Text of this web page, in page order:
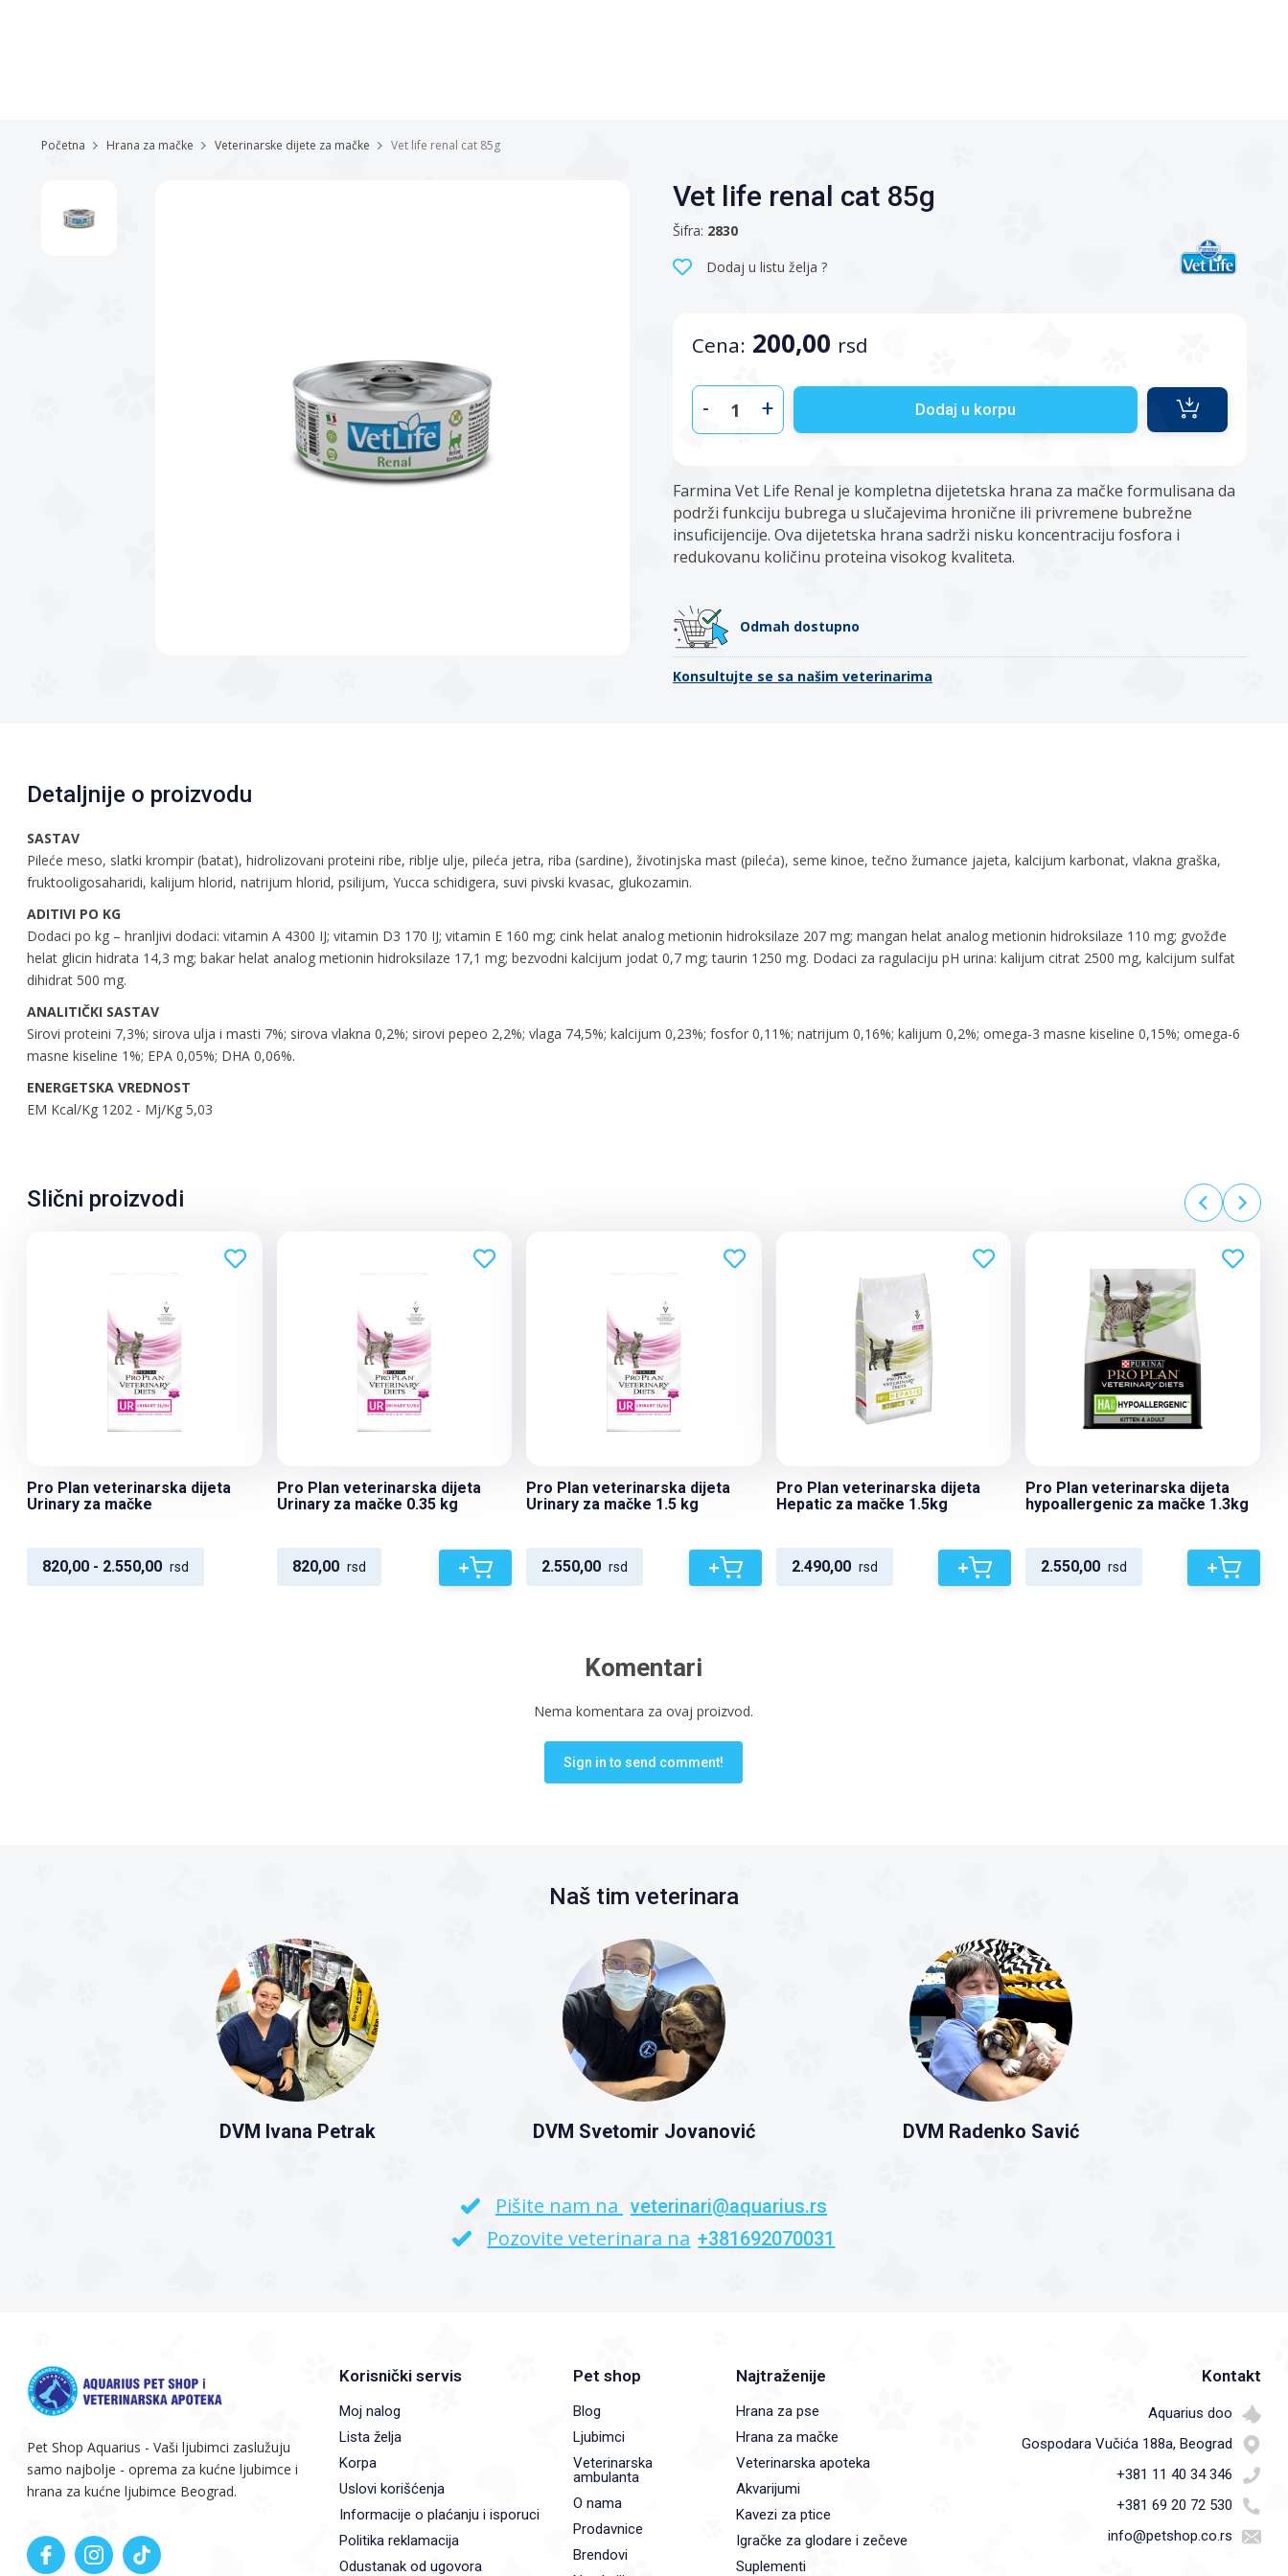
Početna Hrana za mačke Veterinarske dijete za mačke Vet life renal cat 85g
Vet life renal cat 85g
Šifra: 2830
Dodaj u listu želja ?
Cena: 200,00 rsd
- + Dodaj u korpu
Farmina Vet Life Renal je kompletna dijetetska hrana za mačke formulisana da
podrži funkciju bubrega u slučajevima hronične ili privremene bubrežne
insuficijencije. Ova dijetetska hrana sadrži nisku koncentraciju fosfora i
redukovanu količinu proteina visokog kvaliteta.
Odmah dostupno
Konsultujte se sa našim veterinarima
Detaljnije o proizvodu
SASTAV
Pileće meso, slatki krompir (batat), hidrolizovani proteini ribe, riblje ulje, pileća jetra, riba (sardine), životinjska mast (pileća), seme kinoe, tečno žumance jajeta, kalcijum karbonat, vlakna graška,
fruktooligosaharidi, kalijum hlorid, natrijum hlorid, psilijum, Yucca schidigera, suvi pivski kvasac, glukozamin.
ADITIVI PO KG
Dodaci po kg – hranljivi dodaci: vitamin A 4300 IJ; vitamin D3 170 IJ; vitamin E 160 mg; cink helat analog metionin hidroksilaze 207 mg; mangan helat analog metionin hidroksilaze 110 mg; gvožđe
helat glicin hidrata 14,3 mg; bakar helat analog metionin hidroksilaze 17,1 mg; bezvodni kalcijum jodat 0,7 mg; taurin 1250 mg. Dodaci za ragulaciju pH urina: kalijum citrat 2500 mg, kalcijum sulfat
dihidrat 500 mg.
ANALITIČKI SASTAV
Sirovi proteini 7,3%; sirova ulja i masti 7%; sirova vlakna 0,2%; sirovi pepeo 2,2%; vlaga 74,5%; kalcijum 0,23%; fosfor 0,11%; natrijum 0,16%; kalijum 0,2%; omega-3 masne kiseline 0,15%; omega-6
masne kiseline 1%; EPA 0,05%; DHA 0,06%.
ENERGETSKA VREDNOST
EM Kcal/Kg 1202 - Mj/Kg 5,03
Slični proizvodi
Pro Plan veterinarska dijeta
Urinary za mačke
820,00 - 2.550,00 rsd
Pro Plan veterinarska dijeta
Urinary za mačke 0.35 kg
820,00 rsd +
Pro Plan veterinarska dijeta
Urinary za mačke 1.5 kg
2.550,00 rsd +
Pro Plan veterinarska dijeta
Hepatic za mačke 1.5kg
2.490,00 rsd +
Pro Plan veterinarska dijeta
hypoallergenic za mačke 1.3kg
2.550,00 rsd +
Komentari
Nema komentara za ovaj proizvod.
Sign in to send comment!
Naš tim veterinara
DVM Ivana Petrak DVM Svetomir Jovanović DVM Radenko Savić
Pišite nam na veterinari@aquarius.rs
Pozovite veterinara na +381692070031
Pet Shop Aquarius - Vaši ljubimci zaslužuju
samo najbolje - oprema za kućne ljubimce i
hrana za kućne ljubimce Beograd.
Korisnički servis
Moj nalog
Lista želja
Korpa
Uslovi korišćenja
Informacije o plaćanju i isporuci
Politika reklamacija
Odustanak od ugovora
Pet shop
Blog
Ljubimci
Veterinarska
ambulanta
O nama
Prodavnice
Brendovi
Najtraženije
Hrana za pse
Hrana za mačke
Veterinarska apoteka
Akvarijumi
Kavezi za ptice
Igračke za glodare i zečeve
Suplementi
Kontakt
Aquarius doo
Gospodara Vučića 188a, Beograd
+381 11 40 34 346
+381 69 20 72 530
info@petshop.co.rs